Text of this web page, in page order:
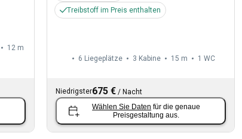
12 m
Treibstoff im Preis enthalten
6 Liegeplätze 3 Kabine 15 m 1 WC
Niedrigster675 € / Nacht
Wählen Sie Daten für die genaue
Preisgestaltung aus.